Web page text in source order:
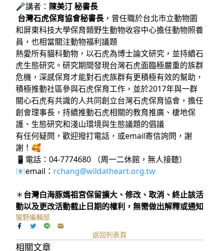
🎤講者： 陳美汀 秘書長
台灣石虎保育協會秘書長 ，曾任職於台北市立動物園
和屏東科技大學保育類野生動物收容中心擔任動物照養
員，也相當關注動物福利議題
熱愛所有貓科動物，以石虎為博士論文研究，並持續石
虎生態研究。研究期間發現台灣石虎面臨極嚴重的族群
危機，深感保育才能對石虎族群有更積極有效的幫助，
積極推動社區參與石虎保育工作，並於2017年與一群
關心石虎有共識的人共同創立台灣石虎保育協會，擔任
創會理事長，持續推動石虎相關的教育推廣、棲地保
護、生態研究和淺山環境與生態議題的倡議
有任何疑問，歡迎撥打電話，或email寄信詢問，謝
謝！🥰
📱電話：04-7774680 （周一二休館，無人接聽）
📧email： rchang@wildatheart.org.tw
＊台灣白海豚媽祖宮保留擴大、修改、取消、終止該活
動以及更改活動截止日期的權利，無需做出解釋或通知
蠻野編輯部
返回列表頁
相關文章